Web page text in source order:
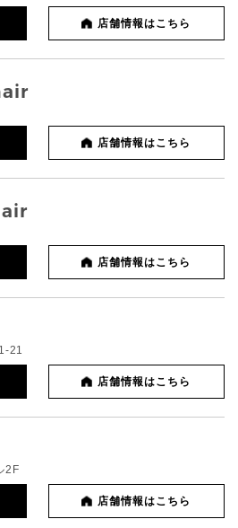
店舗情報はこちら
店舗情報はこちら
店舗情報はこちら
21
店舗情報はこちら
2F
店舗情報はこちら